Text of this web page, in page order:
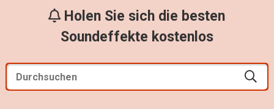
Holen Sie sich die besten
Soundeffekte kostenlos